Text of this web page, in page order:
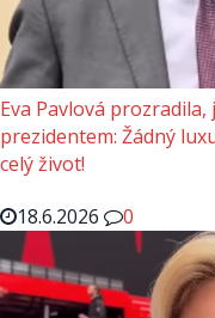
Eva Pavlová
prezidentem: Žádný
celý život!
18.6.2026
0